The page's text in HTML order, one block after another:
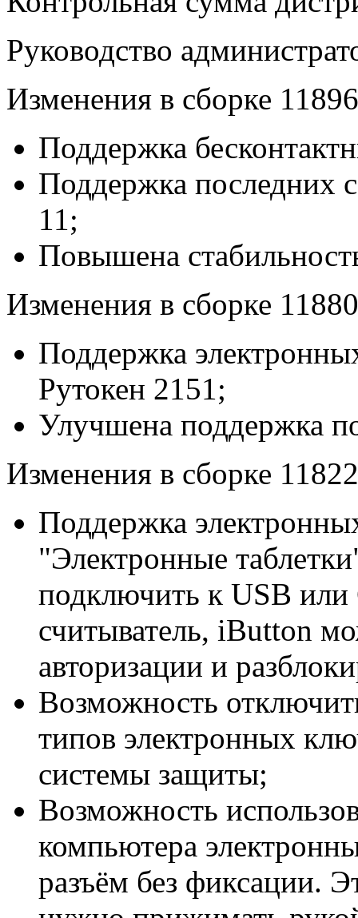
Руководство
Изменения в сборке
Поддержка
Поддержка последних
11;
Повышена
Изменения в сборке
Поддержка
Рутокен 2151;
Улучшена поддержка
Изменения в сборке
Поддержка
"Электронные
подключить к USB
считыватель, iButton
авторизации и
Возможность
типов электронных
системы защиты;
Возможность
компьютера
разъём без фиксации.